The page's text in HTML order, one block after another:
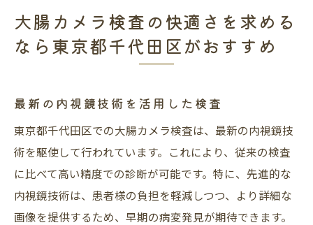
大腸カメラ検査の快適さを求める
なら東京都千代田区がおすすめ
最新の内視鏡技術を活用した検査
東京都千代田区での大腸カメラ検査は、最新の内視鏡技
術を駆使して行われています。これにより、従来の検査
に比べて高い精度での診断が可能です。特に、先進的な
内視鏡技術は、患者様の負担を軽減しつつ、より詳細な
画像を提供するため、早期の病変発見が期待できます。